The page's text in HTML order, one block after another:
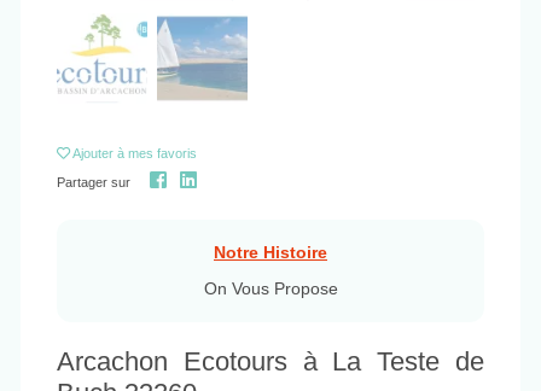
Ajouter à mes favoris
Partager sur
Notre Histoire
On Vous Propose
Arcachon Ecotours à La Teste de